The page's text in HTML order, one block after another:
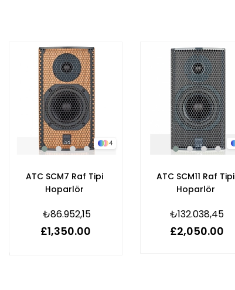
4
ATC SCM7 Raf Tipi
Hoparlör
₺86.952,15
£1,350.00
ATC SCM11 Raf Tipi
Hoparlör
₺132.038,45
£2,050.00